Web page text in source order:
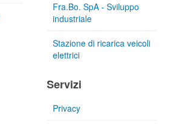
Fra.Bo. SpA - Sviluppo
industriale
Stazione di ricarica veicoli
elettrici
Servizi
Privacy